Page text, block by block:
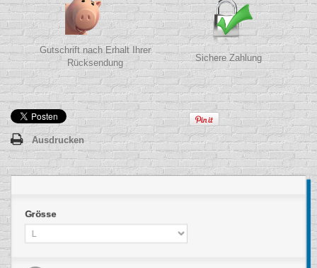
Gutschrift nach Erhalt Ihrer
Rücksendung
Sichere Zahlung
Ausdrucken
Grösse